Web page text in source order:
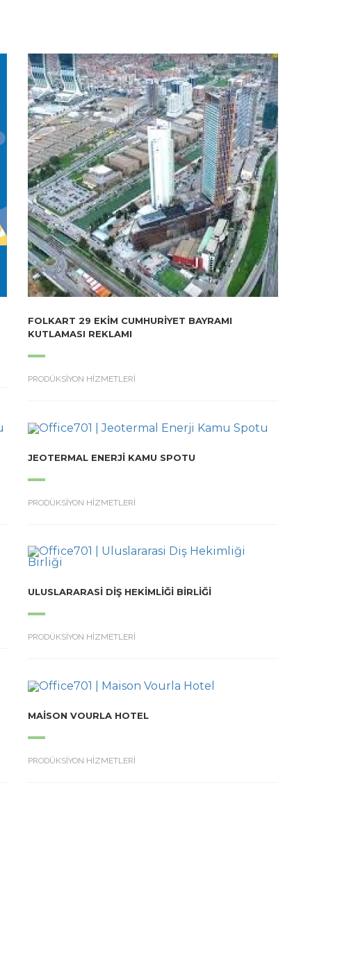
FOLKART 29 EKIM CUMHURIYET BAYRAMI
KUTLAMASI REKLAMI
PRODÜKSİYON HİZMETLERİ
JEOTERMAL ENERJI KAMU SPOTU
PRODÜKSİYON HİZMETLERİ
ULUSLARARASI DIŞ HEKIMLIĞI BIRLIĞI
PRODÜKSİYON HİZMETLERİ
MAISON VOURLA HOTEL
PRODÜKSİYON HİZMETLERİ